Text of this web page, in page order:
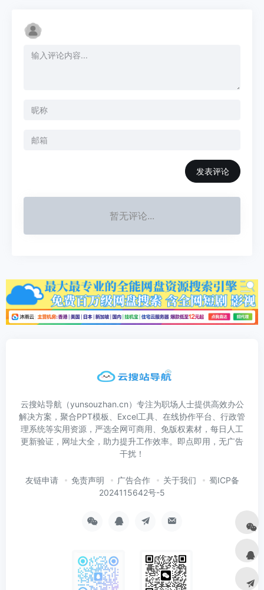
发表评论
暂无评论...
云搜站导航（yunsouzhan.cn）专注为职场人士提供高效办公
解决方案，聚合PPT模板、Excel工具、在线协作平台、行政管
理系统等实用资源，严选全网可商用、免版权素材，每日人工
更新验证，网址大全，助力提升工作效率。即点即用，无广告
干扰！
友链申请 免责声明 广告合作 关于我们
蜀ICP备
2024115642号-5